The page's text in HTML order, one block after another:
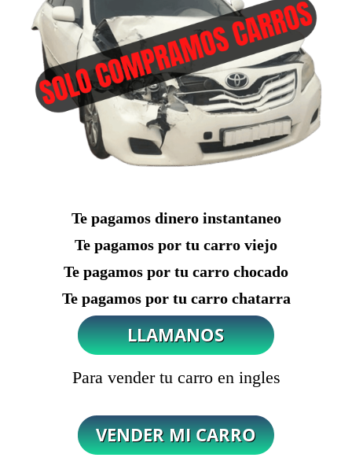
Te pagamos dinero instantaneo
Te pagamos por tu carro viejo
Te pagamos por tu carro chocado
Te pagamos por tu carro chatarra
Para vender tu carro en ingles